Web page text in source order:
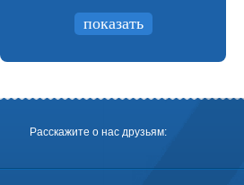
Расскажите о нас друзьям: